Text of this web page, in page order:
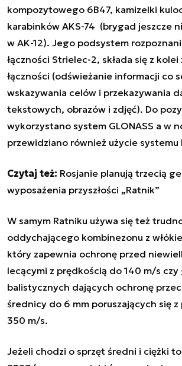
kompozytowego 6B47, kamizelki
karabinków AKS-74 (brygad jeszcze
w AK-12). Jego podsystem
łączności Strielec-2, składa się z
łączności (odświeżanie informacji co
wskazywania celów i przekazywania
tekstowych, obrazów i zdjęć). Do
wykorzystano system GLONASS a w
przewidziano również użycie systemu
Czytaj też: Rosjanie planują trzecią
wyposażenia przyszłości „Ratnik”
W samym Ratniku używa się też
oddychającego kombinezonu z
który zapewnia ochronę przed
lecącymi z prędkością do 140 m/s czy
balistycznych dających ochronę
średnicy do 6 mm poruszających się
350 m/s.
Jeżeli chodzi o sprzęt średni i ciężki